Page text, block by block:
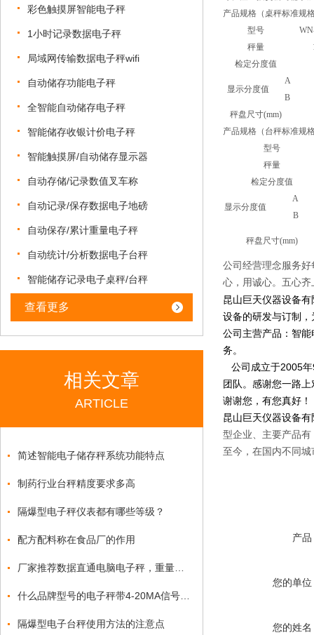
彩色触摸屏智能电子秤
1小时记录数据电子秤
局域网传输数据电子秤wifi
自动储存功能电子秤
全智能自动储存电子秤
智能储存收银计价电子秤
智能触摸屏/自动储存显示器
自动存储/记录数值叉车称
自动记录/保存数据电子地磅
自动保存/累计重量电子秤
自动统计/分析数据电子台秤
智能储存记录电子桌秤/台秤
查看更多
相关文章
ARTICLE
简述智能电子储存秤系统功能特点
制药行业台秤精度要求多高
隔爆型电子秤仪表都有哪些等级？
配方配料称在食品厂的作用
隔爆型电子台秤使用方法的注意点
产品规格 （桌秤标准规
型号
秤量
检定分度值
显示分度值
A
B
秤盘尺寸(mm)
产品规格 （台秤标准规
型号
秤量
检定分度值
显示分度值
A
B
秤盘尺寸(mm)
公司经营理念服务
心，用诚心。五心
昆山巨天仪器设备
设备的研发与订制
公司主营产品：智
务。
公司成立于2005年
团队。感谢您一路
谢谢您，有您真好！
昆山巨天仪器设备
型企业、主要产品
至今，在国内不同
产品
您的单位
您的姓名